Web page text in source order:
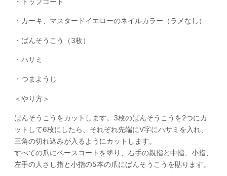
・カーキ、マスタードイエローのネイルカラー（ラメなし）
・ばんそうこう（3枚）
・ハサミ
・つまようじ
＜やり方＞
ばんそうこうをカットします。3枚のばんそうこうを2つにカ
ットして6枚にしたら、それぞれ先端にV字にハサミを入れ、
三角の切れ込みが入るようにカットします。
すべての爪にベースコートを塗り、右手の親指と中指、小指、
左手の人さし指と小指の5本の爪にばんそうこうを貼ります。